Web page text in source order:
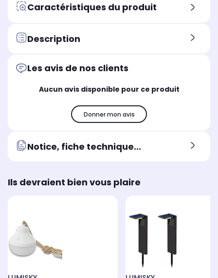
Caractéristiques du produit
Description
Les avis de nos clients
Aucun avis disponible pour ce produit
Donner mon avis
Notice, fiche technique...
Ils devraient bien vous plaire